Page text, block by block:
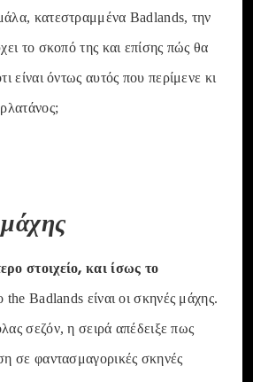
κατεστραμμένα Badlands, την
το σκοπό της και επίσης πώς θα
είναι όντως αυτός που περίμενε κι
στοιχείο, και ίσως το
the Badlands είναι οι σκηνές μάχης.
σεζόν, η σειρά απέδειξε πως
σε φαντασμαγορικές σκηνές